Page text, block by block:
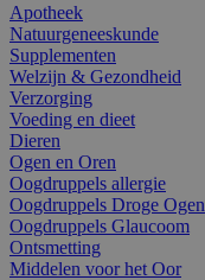
Apotheek
Natuurgeneeskunde
Supplementen
Welzijn & Gezondheid
Verzorging
Voeding en dieet
Dieren
Ogen en Oren
Oogdruppels allergie
Oogdruppels Droge Ogen
Oogdruppels Glaucoom
Ontsmetting
Middelen voor het Oor